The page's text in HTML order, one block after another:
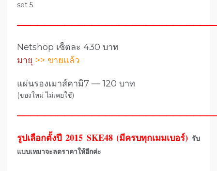
set 5
Netshop เซ็ตละ 430 บาท
มายุ >> ขายแล้ว
แผ่นรองเมาส์คามิ7 — 120 บาท
(ของใหม่ ไม่เคยใช้)
รูปเลือกตั้งปี 2015 SKE48 (มีครบทุกเมมเบอร์) รับ
แบบเหมาจะลดราคาให้อีกค่ะ